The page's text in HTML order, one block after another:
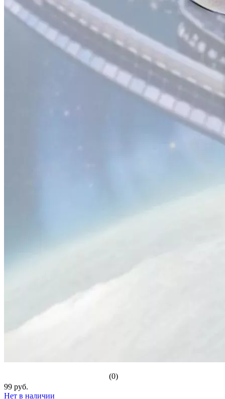
(0)
99 руб.
Нет в наличии